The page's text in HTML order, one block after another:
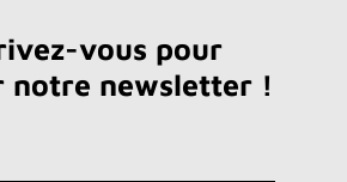
vous pour
notre newsletter !